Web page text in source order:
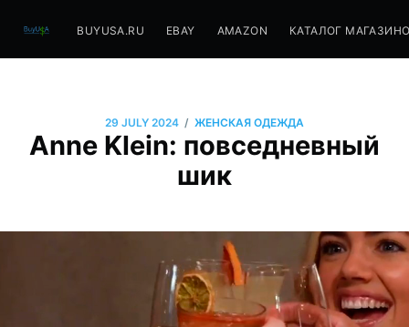
BUYUSA.RU EBAY AMAZON КАТАЛОГ
29 JULY 2024 / ЖЕНСКАЯ ОДЕЖДА
Anne Klein: повседневный
шик